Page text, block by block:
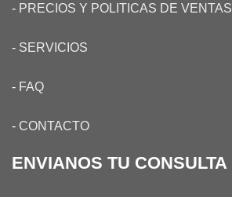
- PRECIOS Y POLITICAS DE VENTAS
- SERVICIOS
- FAQ
- CONTACTO
ENVIANOS TU CONSULTA